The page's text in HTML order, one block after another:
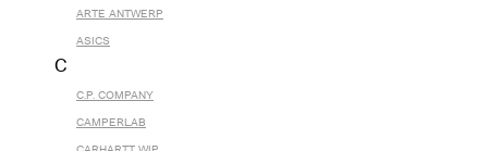
ARTE ANTWERP
ASICS
C
C.P. COMPANY
CAMPERLAB